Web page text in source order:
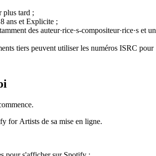
plus tard ;
ans et Explicite ;
des auteur·rice·s-compositeur·rice·s et un
tiers peuvent utiliser les numéros ISRC pour
for Artists de sa mise en ligne.